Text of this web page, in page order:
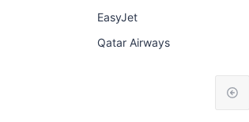
EasyJet
Qatar Airways